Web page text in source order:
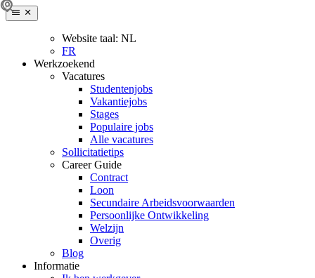
Website taal: NL
FR
Werkzoekend
Vacatures
Studentenjobs
Vakantiejobs
Stages
Populaire jobs
Alle vacatures
Sollicitatietips
Career Guide
Contract
Loon
Secundaire Arbeidsvoorwaarden
Persoonlijke Ontwikkeling
Welzijn
Overig
Blog
Informatie